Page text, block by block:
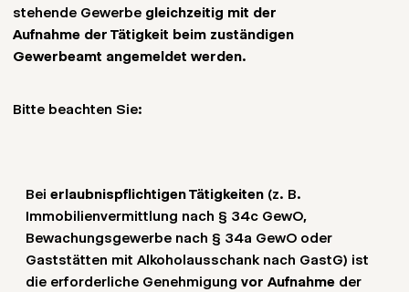
und Sie stets den schnellstmöglichen Weg
nutzen.
OHG müssen die vertretungsberechtigten
Gesellschafter angegeben werden, wofür
ebenfalls Ausweisdokumente erforderlich sind.
In Sonderfällen – etwa bei erlaubnispflichtigen
Mit beglaubigt.de führen wir Sie durch den
gesamten Prozess und zeigen Ihnen genau,
welche Unterlagen in Ihrem Fall erforderlich
sind.
und wo Ihre Unterlagen beim Amt eingegangen
sind.
Sendungsverfolgung ist lediglich ein Nachweis
ausgestellt und Ihnen anschließend per Post
stehende Gewerbe gleichzeitig mit der
Aufnahme der Tätigkeit beim zuständigen
Gewerbeamt angemeldet werden.
Bitte beachten Sie:
Bei erlaubnispflichtigen Tätigkeiten (z. B.
Immobilienvermittlung nach § 34c GewO,
Bewachungsgewerbe nach § 34a GewO oder
Gaststätten mit Alkoholausschank nach GastG) ist
die erforderliche Genehmigung vor Aufnahme der